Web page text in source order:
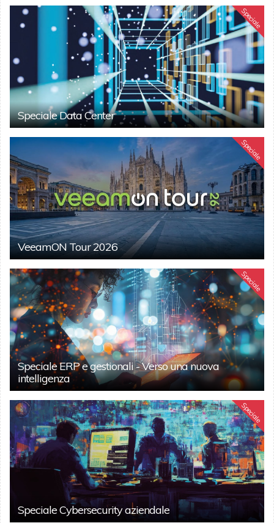
Speciale
Speciale Data Center
Speciale
VeeamON Tour 2026
Speciale
Speciale ERP e gestionali - Verso una nuova
intelligenza
Speciale
Speciale Cybersecurity aziendale